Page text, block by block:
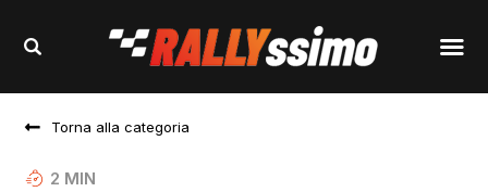
Torna alla categoria
2 MIN